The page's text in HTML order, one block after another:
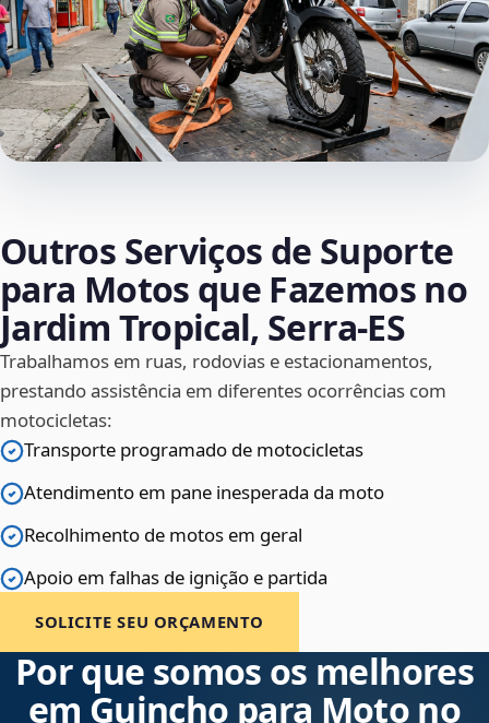
Outros Serviços de Suporte
para Motos que Fazemos no
Jardim Tropical, Serra‑ES
Trabalhamos em ruas, rodovias e estacionamentos,
prestando assistência em diferentes ocorrências com
motocicletas:
Transporte programado de motocicletas
Atendimento em pane inesperada da moto
Recolhimento de motos em geral
Apoio em falhas de ignição e partida
SOLICITE SEU ORÇAMENTO
Por que somos os melhores
em Guincho para Moto no